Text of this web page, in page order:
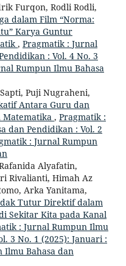
Furqon, Rodli Rodli,
dalam Film “Norma:
Karya Guntur
, Pragmatik : Jurnal
: Vol. 4 No. 3
Rumpun Ilmu Bahasa
Puji Nugraheni,
Antara Guru dan
Matematika , Pragmatik :
dan Pendidikan : Vol. 2
: Jurnal Rumpun
Alyafatin,
Rivalianti, Himah Az
Arka Yanitama,
Tutur Direktif dalam
Sekitar Kita pada Kanal
: Jurnal Rumpun Ilmu
3 No. 1 (2025): Januari :
Ilmu Bahasa dan